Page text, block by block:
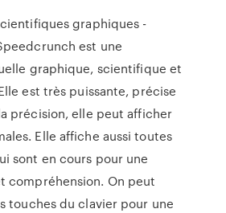
graphiques -
est une
graphique, scientifique et
est très puissante, précise
précision, elle peut afficher
Elle affiche aussi toutes
sont en cours pour une
compréhension. On peut
touches du clavier pour une